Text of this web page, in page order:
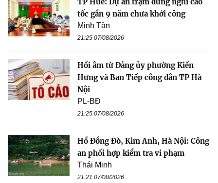
tốc gần 9 năm chưa khởi công
Minh Tân
21:25 07/08/2026
Hồi âm từ Đảng ủy phường Kiến
Hưng và Ban Tiếp công dân TP Hà
Nội
PL-BĐ
21:25 07/08/2026
Hồ Đồng Đò, Kim Anh, Hà Nội: Công
an phối hợp kiểm tra vi phạm
Thái Minh
21:21 07/08/2026